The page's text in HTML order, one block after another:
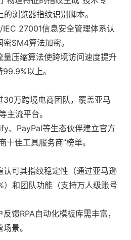
浏览器指纹识别脚本。
IEC 27001信息安全管理体系认
SM4算法加密。
量压缩算法使跨境访问速度提升
以上。
30万跨境电商团队，覆盖亚马
主流平台。
、PayPal等生态伙伴建立官方
十佳工具服务商”榜单。
认可其指纹稳定性（通过亚马逊
）和团队功能（支持万人级账号
反馈RPA自动化模板库需丰富，
景。